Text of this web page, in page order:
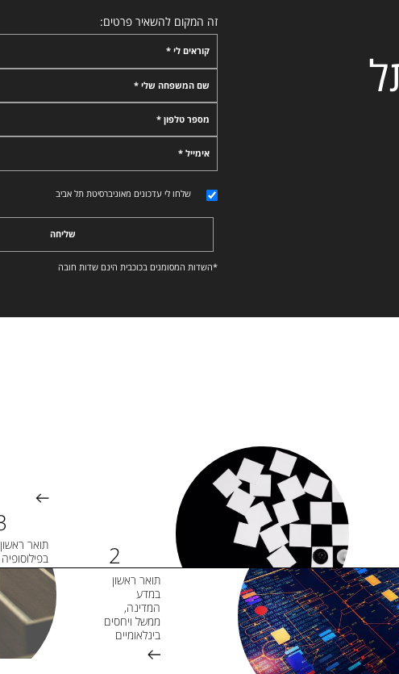
זה המקום להשאיר פרטים:
קוראים לי *
שם המשפחה שלי *
מספר טלפון *
אימייל *
שלחו לי עדכונים מאוניברסיטת תל אביב
שליחה
*השדות המסומנים בכוכבית הינם שדות חובה
תואר ראשון
במדע
המדינה,
ממשל ויחסים
בינלאומיים
תואר ראשון
בפילוסופיה